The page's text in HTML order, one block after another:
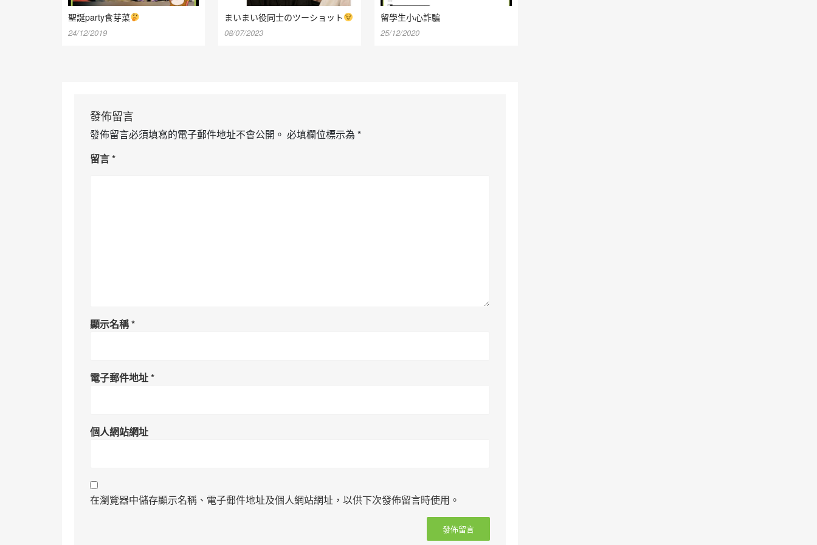
聖誕party食芽菜
24/12/2019
まいまい役同士のツーショット
08/07/2023
留學生小心詐騙
25/12/2020
發佈留言
發佈留言必須填寫的電子郵件地址不會公開。 必填欄位標示為 *
留言*
顯示名稱*
電子郵件地址*
個人網站網址
在瀏覽器中儲存顯示名稱、電子郵件地址及個人網站網址，以供下次發佈留言時使用。